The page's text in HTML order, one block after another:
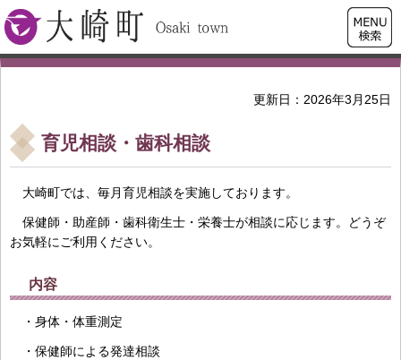
大崎町
検索・
共通メ
ニュー
更新日：2026年3月25日
育児相談・歯科相談
大崎町では、毎月育児相談を実施しております。
保健師・助産師・歯科衛生士・栄養士が相談に応じます。どうぞ
お気軽にご利用ください。
内容
・身体・体重測定
・保健師による発達相談